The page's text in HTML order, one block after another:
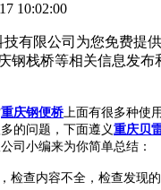
10:02:00
有限公司为您免费提供
钢栈桥等相关信息发布
重庆钢便桥上面有很多种使
的问题，下面遵义重庆贝
司小编来为你简单总结：
检查内容不全，检查发现